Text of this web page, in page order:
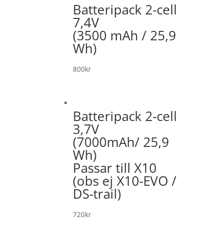
Batteripack 2-cell
7,4V
(3500 mAh / 25,9
Wh)
800kr
Batteripack 2-cell
3,7V
(7000mAh/ 25,9
Wh)
Passar till X10
(obs ej X10-EVO /
DS-trail)
720kr